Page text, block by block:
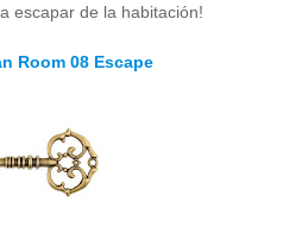
escapar de la habitación!
Room 08 Escape